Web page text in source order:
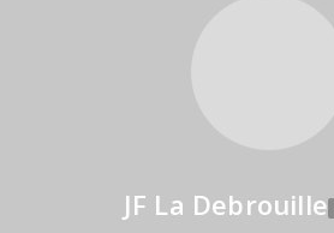
JF La Debrouille